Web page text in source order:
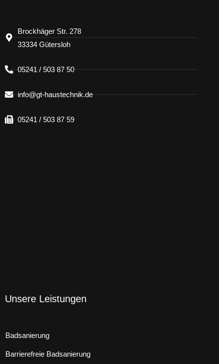
Brockhäger Str. 278
33334 Gütersloh
05241 / 503 87 50
info@gt-haustechnik.de
05241 / 503 87 59
Unsere Leistungen
Badsanierung
Barrierefreie Badsanierung